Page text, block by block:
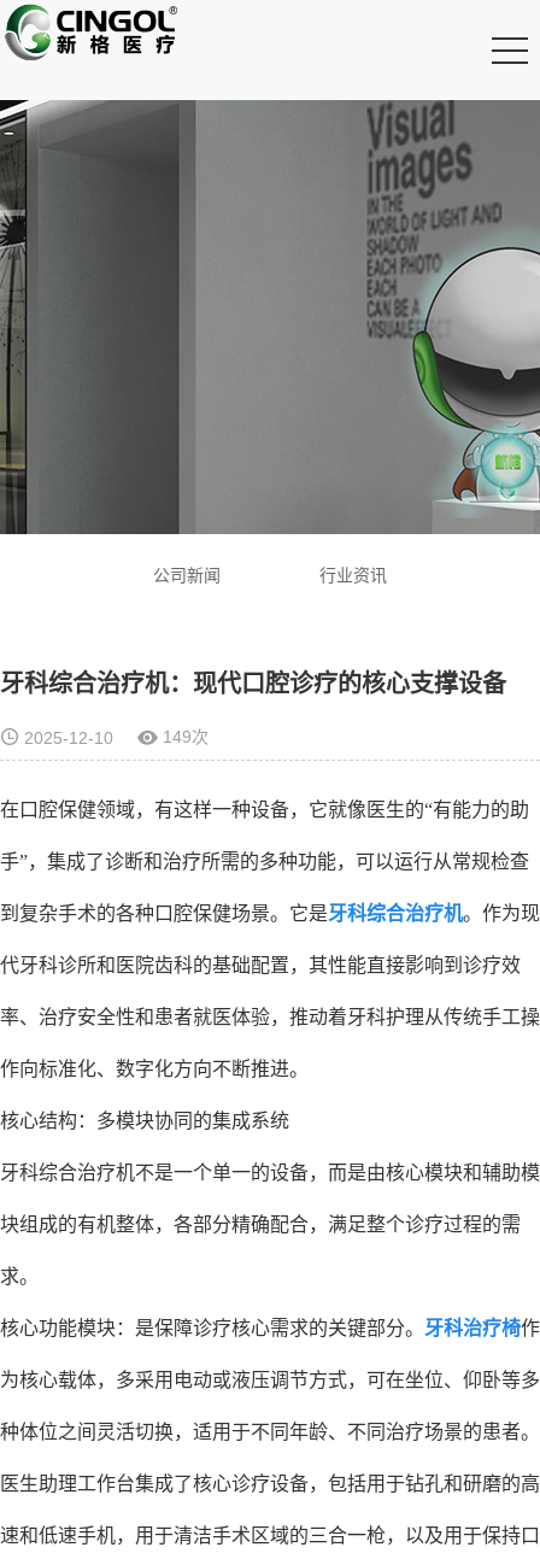
公司新闻 行业资讯
牙科综合治疗机：现代口腔诊疗的核心支撑设备
2025-12-10 149次
在口腔保健领域，有这样一种设备，它就像医生的“有能力的助
手”，集成了诊断和治疗所需的多种功能，可以运行从常规检查
到复杂手术的各种口腔保健场景。它是牙科综合治疗机。作为现
代牙科诊所和医院齿科的基础配置，其性能直接影响到诊疗效
率、治疗安全性和患者就医体验，推动着牙科护理从传统手工操
作向标准化、数字化方向不断推进。
核心结构：多模块协同的集成系统
牙科综合治疗机不是一个单一的设备，而是由核心模块和辅助模
块组成的有机整体，各部分精确配合，满足整个诊疗过程的需
求。
核心功能模块：是保障诊疗核心需求的关键部分。 牙科治疗椅作
为核心载体，多采用电动或液压调节方式，可在坐位、仰卧等多
种体位之间灵活切换，适用于不同年龄、不同治疗场景的患者。
医生助理工作台集成了核心诊疗设备，包括用于钻孔和研磨的高
速和低速手机，用于清洁手术区域的三合一枪，以及用于保持口